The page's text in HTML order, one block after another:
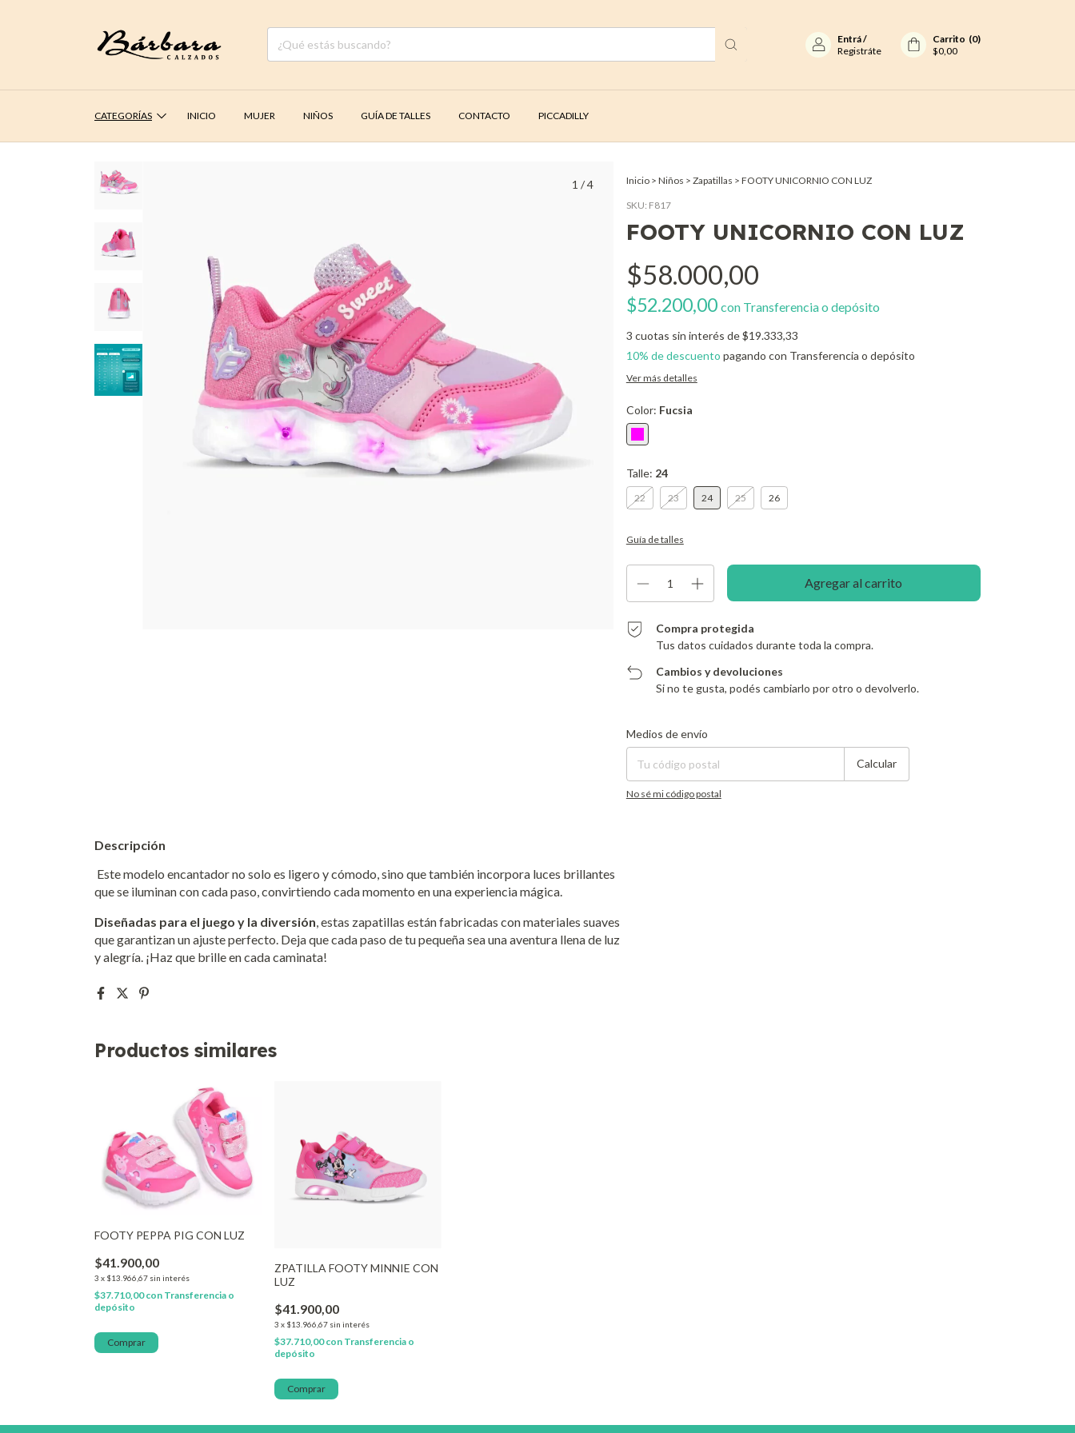
Entrá/
Registráte
Carrito (0)
$0,00
CATEGORÍAS INICIO MUJER NIÑOS GUÍA DE TALLES CONTACTO PICCADILLY
1 /4 Inicio > Niños > Zapatillas > FOOTY UNICORNIO CON LUZ
SKU: F817
FOOTY UNICORNIO CON LUZ
$58.000,00
$52.200,00 con Transferencia o depósito
3 cuotas sin interés de$19.333,33
10% de descuento pagando con Transferencia o depósito
Ver más detalles
Color: Fucsia
Talle: 24
22 23 24 25 26
Guía de talles
Compra protegida
Tus datos cuidados durante toda la compra.
Cambios y devoluciones
Si no te gusta, podés cambiarlo por otro o devolverlo.
Entregas para el CP:
Medios de envío
Calcular
No sé mi código postal
Descripción
Este modelo encantador no solo es ligero y cómodo, sino que también incorpora luces brillantes
que se iluminan con cada paso, convirtiendo cada momento en una experiencia mágica.
Diseñadas para el juego y la diversión, estas zapatillas están fabricadas con materiales suaves
que garantizan un ajuste perfecto. Deja que cada paso de tu pequeña sea una aventura llena de luz
y alegría. ¡Haz que brille en cada caminata!
Productos similares
FOOTY PEPPA PIG CON LUZ
$41.900,00
3 x $13.966,67 sin interés
$37.710,00con Transferencia o
depósito
Comprar
ZPATILLA FOOTY MINNIE CON
LUZ
$41.900,00
3 x $13.966,67 sin interés
$37.710,00con Transferencia o
depósito
Comprar